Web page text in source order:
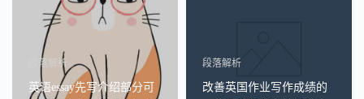
段落解析
英语essay先写介绍部分可
段落解析
改善英国作业写作成绩的